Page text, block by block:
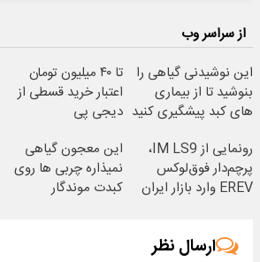
از سراسر وب
این نوشیدنی گیاهی را
بنوشید تا از بیماری
های کبد پیشگیری کنید
تا ۴۰ میلیون تومان
اعتبار خرید قسطی از
دیجی پی
رونمایی از IM LS9،
پرچم‌دار فوق‌لوکس
EREV وارد بازار ایران
این معجون گیاهی
نمیذاره چربی ها روی
کبدت موندگار
ارسال نظر